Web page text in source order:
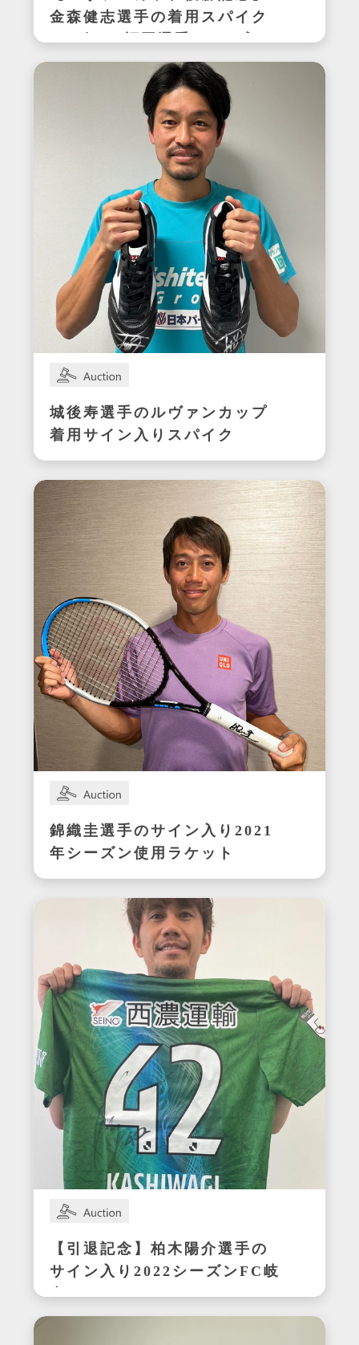
金森健志選手の着用スパイク
(アビスパ福岡選手サイン入
り)
城後寿選手のルヴァンカップ
着用サイン入りスパイク
錦織圭選手のサイン入り2021
年シーズン使用ラケット
【引退記念】柏木陽介選手の
サイン入り2022シーズンFC岐
阜ユニフォーム